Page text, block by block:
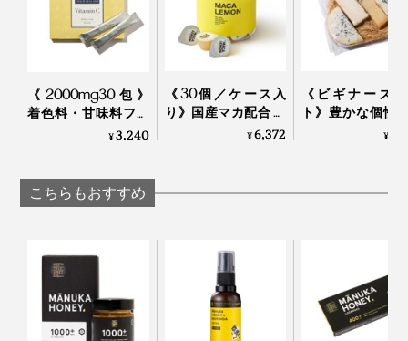
また、ハチミツに含まれるビタミン群やオリゴ糖などが
美肌をサポート。抗酸化成分が肌ダメージを抑えるのに
も役立ちます。
実際に、『JARA Honey』を食べ続けている人にアンケ
ートをとったところ、購入理由は「安眠のため」「お肌
《2000mg30包》
着色料・甘味料フリ
ー、高純度VitaminC
¥3,240
《30個／ケース入
り》国産マカ配合 夜
はハイボール、朝は
¥6,372
《ビギナーズ
ト》豊かな個性
べやすさが両立
¥
こちらもおすすめ